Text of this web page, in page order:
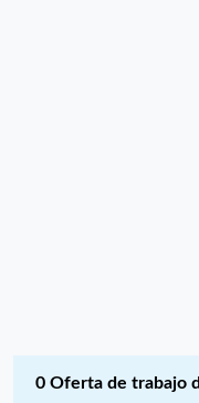
0 Oferta de trabajo